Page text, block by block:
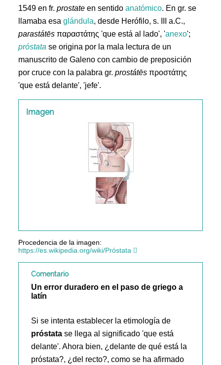
1549 en fr.prostate en sentidoanatómico. En gr. se
llamaba esaglándula, desde Herófilo, s. III a.C.,
parastátēs παραστάτης 'que está al lado', 'anexo';
próstata se origina por la mala lectura de un
manuscrito de Galeno con cambio de preposición
por cruce con la palabra gr.prostátēs προστάτης
'que está delante', 'jefe'.
Imagen
Procedencia de la imagen:
https://es.wikipedia.org/wiki/Próstata
Comentario
Un error duradero en el paso de griego a
latín
Si se intenta establecer la etimología de
próstata se llega al significado 'que está
delante'. Ahora bien, ¿delante de qué está la
próstata?, ¿del recto?, como se ha afirmado